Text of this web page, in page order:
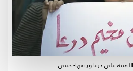
على درعا وريفها- جيتي